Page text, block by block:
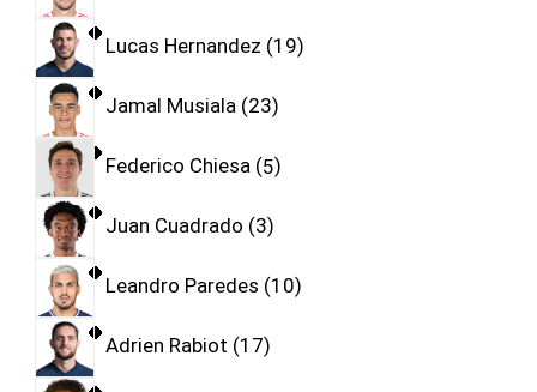
Lucas Hernandez 19
Jamal Musiala 23
Federico Chiesa 5
Juan Cuadrado 3
Leandro Paredes 10
Adrien Rabiot 17